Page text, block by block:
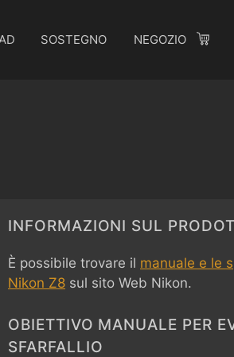
SOSTEGNO NEGOZIO
INFORMAZIONI SUL
È possibile trovare il manuale e le
Nikon Z8 sul sito Web Nikon.
OBIETTIVO MANUALE PER
SFARFALLIO